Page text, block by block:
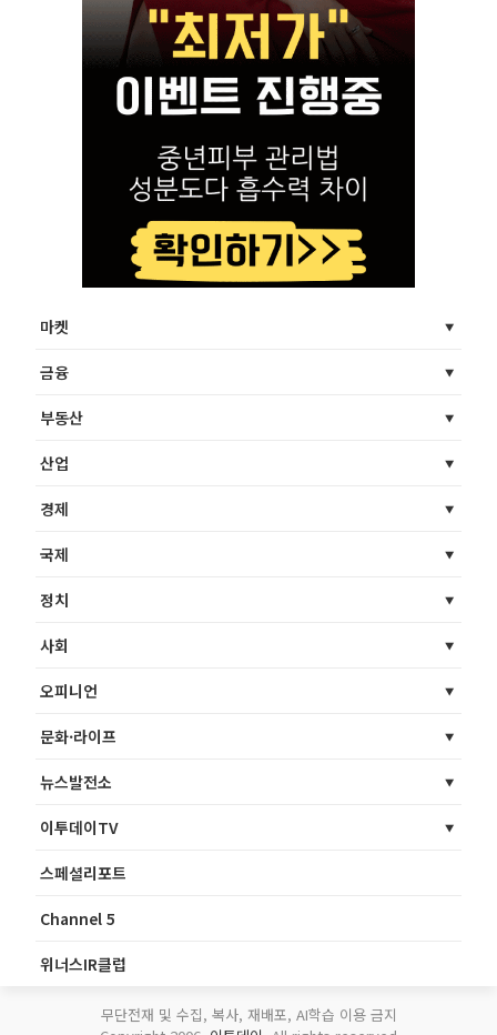
마켓
금융
부동산
산업
경제
국제
정치
사회
오피니언
문화·라이프
뉴스발전소
이투데이TV
스페셜리포트
Channel 5
위너스IR클럽
무단전재 및 수집, 복사, 재배포, AI학습 이용 금지